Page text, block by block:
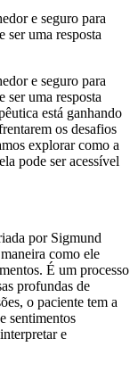
e seguro para
ser uma resposta
e seguro para
ser uma resposta
está ganhando
os desafios
explorar como a
pode ser acessível
por Sigmund
como ele
É um processo
profundas de
o paciente tem a
sentimentos
e